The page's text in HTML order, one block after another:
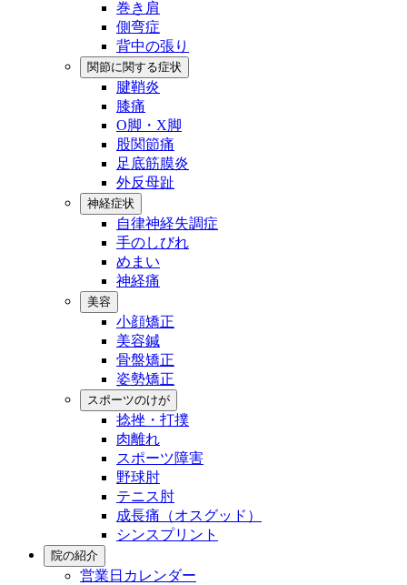
巻き肩
側弯症
背中の張り
関節に関する症状
腱鞘炎
膝痛
O脚・X脚
股関節痛
足底筋膜炎
外反母趾
神経症状
自律神経失調症
手のしびれ
めまい
神経痛
美容
小顔矯正
美容鍼
骨盤矯正
姿勢矯正
スポーツのけが
捻挫・打撲
肉離れ
スポーツ障害
野球肘
テニス肘
成長痛（オスグッド）
シンスプリント
院の紹介
営業日カレンダー